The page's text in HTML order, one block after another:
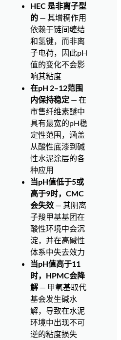
HEC 是非离子型
的 — 其增稠作用
依赖于链间缠结
和氢键，而非离
子电荷，因此pH
值的变化不会影
响其粘度
在pH 2–12范围
内保持稳定 — 在
市售纤维素醚中
具有最宽的pH稳
定性范围，涵盖
从酸性底漆到碱
性水泥涂层的各
种应用
当pH值低于5或
高于9时，CMC
会失效 — 其阴离
子羧甲基基团在
酸性环境中会沉
淀，并在高碱性
体系中失去效力
当pH值高于11
时，HPMC会降
解 — 甲氧基取代
基会发生碱水
解，导致在水泥
环境中出现不可
逆的粘度损失